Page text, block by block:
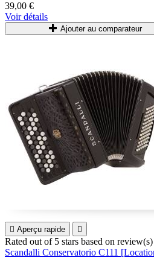
Accordéons accordés et entretenus
39,00 €
Voir détails
Ajouter au comparateur
 Aperçu rapide 
Rated out of 5 stars based on review(s)
Scandalli Conservatorio C111